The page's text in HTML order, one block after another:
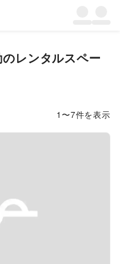
レンタルスペー
1 〜7件を表示